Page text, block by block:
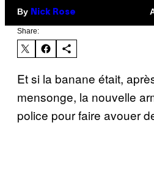
By Nick Rose
Share:
Et si la banane était,
mensonge, la nouvelle
police pour faire avouer